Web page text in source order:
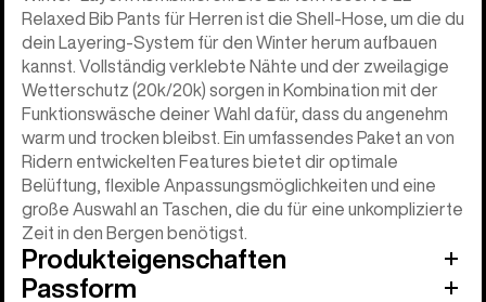
Relaxed Bib Pants für Herren ist die Shell-Hose, um die du
dein Layering-System für den Winter herum aufbauen
kannst. Vollständig verklebte Nähte und der zweilagige
Wetterschutz (20k/20k) sorgen in Kombination mit der
Funktionswäsche deiner Wahl dafür, dass du angenehm
warm und trocken bleibst. Ein umfassendes Paket an von
Ridern entwickelten Features bietet dir optimale
Belüftung, flexible Anpassungsmöglichkeiten und eine
große Auswahl an Taschen, die du für eine unkomplizierte
Zeit in den Bergen benötigst.
Produkteigenschaften
Passform